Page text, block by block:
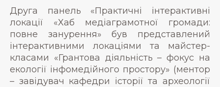
Друга панель «Практичні інтерактивні
локації «Хаб медіаграмотної громади:
повне занурення» був представлений
інтерактивними локаціями та майстер-
класами «Грантова діяльність – фокус на
екології інфомедійного простору» (ментор
– завідувач кафедри історії та археології